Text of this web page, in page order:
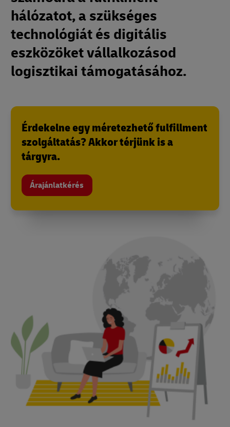
hálózatot, a szükséges
technológiát és digitális
eszközöket vállalkozásod
logisztikai támogatásához.
Érdekelne egy méretezhető fulfillment
szolgáltatás? Akkor térjünk is a
tárgyra.
Árajánlatkérés